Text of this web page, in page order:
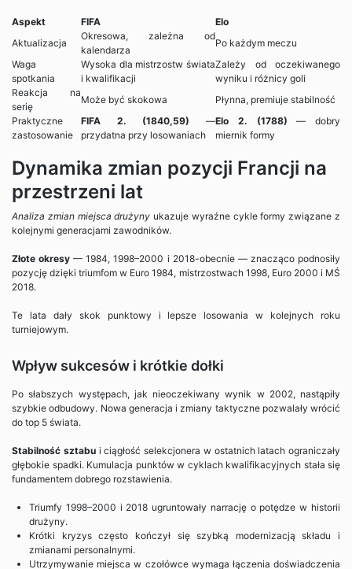
Aspekt FIFA
Elo
Aktualizacja
Okresowa, zależna od
kalendarza
Po każdym meczu
Waga
spotkania
Wysoka dla mistrzostw świata
i kwalifikacji
Zależy od oczekiwanego
wyniku i różnicy goli
Reakcja na
serię
Może być skokowa
Płynna, premiuje stabilność
Praktyczne
zastosowanie
FIFA 2. (1840,59) —
przydatna przy losowaniach
Elo 2. (1788) — dobry
miernik formy
Dynamika zmian pozycji Francji na
przestrzeni lat
Analiza zmian miejsca drużyny ukazuje wyraźne cykle formy związane z
kolejnymi generacjami zawodników.
Złote okresy — 1984, 1998–2000 i 2018-obecnie — znacząco podnosiły
pozycję dzięki triumfom w Euro 1984, mistrzostwach 1998, Euro 2000 i MŚ
2018.
Te lata dały skok punktowy i lepsze losowania w kolejnych roku
turniejowym.
Wpływ sukcesów i krótkie dołki
Po słabszych występach, jak nieoczekiwany wynik w 2002, nastąpiły
szybkie odbudowy. Nowa generacja i zmiany taktyczne pozwalały wrócić
do top 5 świata.
Stabilność sztabui ciągłość selekcjonera w ostatnich latach ograniczały
głębokie spadki. Kumulacja punktów w cyklach kwalifikacyjnych stała się
fundamentem dobrego rozstawienia.
Triumfy 1998–2000 i 2018 ugruntowały narrację o potędze w historii
drużyny.
Krótki kryzys często kończył się szybką modernizacją składu i
zmianami personalnymi.
Utrzymywanie miejsca w czołówce wymaga łączenia doświadczenia